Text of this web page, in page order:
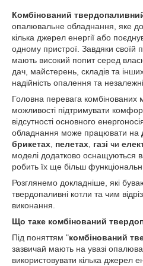
Комбінований
опалювальне обладнання, яке
кілька джерел енергії або
одному пристрої. Завдяки своїй
мають високий попит серед
дач, майстерень, складів та
надійність опалення та
Головна перевага комбінованих
можливості підтримувати
відсутності основного
обладнання може працювати на
брикетах пелетах газі чи
моделі додатково
робить їх ще більш
Розглянемо докладніше, які
твердопаливні котли та чим
виконання.
Що таке комбінований
Під поняттям "комбінований
зазвичай мають на увазі
використовувати кілька джерел